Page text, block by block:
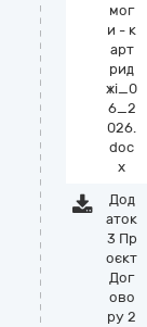
мог
и - к
арт
рид
жі_0
6_2
026.
doc
x
Дод
аток
3 Пр
оєкт
Дог
ово
ру 2